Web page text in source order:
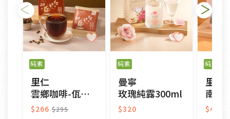
不適用七天鑑賞期商品：
以數位或電磁紀錄形式儲存之商品、易於變質或損壞
之商品、以及性質上無法或不適合退換之商品：如
CD、VCD、DVD、電腦軟體，若產品瑕疵無法讀取僅
接受原片換新。
衣飾鞋類-如T恤，如於送達後水洗或污損者。
美容保養用品、內衣褲、襪子、口罩等私人消耗性產
純素
里仁
雲鄉咖啡-佤香之息(濾掛式)
$266 $295
純素
曼寧
玫瑰純露300ml
$320
純素
里仁
南非國
$400